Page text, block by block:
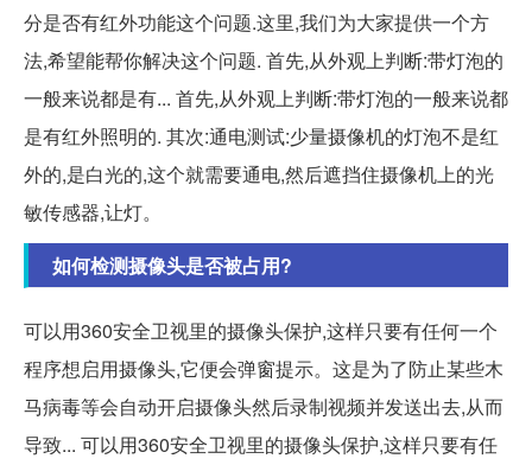
分是否有红外功能这个问题.这里,我们为大家提供一个方
法,希望能帮你解决这个问题. 首先,从外观上判断:带灯泡的
一般来说都是有... 首先,从外观上判断:带灯泡的一般来说都
是有红外照明的. 其次:通电测试:少量摄像机的灯泡不是红
外的,是白光的,这个就需要通电,然后遮挡住摄像机上的光
敏传感器,让灯。
如何检测摄像头是否被占用?
可以用360安全卫视里的摄像头保护,这样只要有任何一个
程序想启用摄像头,它便会弹窗提示。这是为了防止某些木
马病毒等会自动开启摄像头然后录制视频并发送出去,从而
导致... 可以用360安全卫视里的摄像头保护,这样只要有任